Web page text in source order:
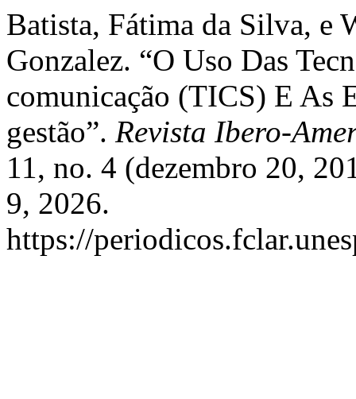
Batista, Fátima da Silva, e
Gonzalez. “O Uso Das
comunicação (TICS) E As
gestão”. Revista Ibero-
11, no. 4 (dezembro 20,
9, 2026.
https://